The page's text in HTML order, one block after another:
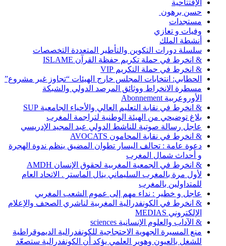
الإفتتاحية
حسن برهون
مستجدات
وفيات و تعازي
أنشطة الملك
سلسلة دورات التكوين والتأطير المتعددة التخصصات
& انخرط في حملة تكريم حفظة القرآن ISLAME
& انخرط في حملة التكريم VIP
الحطابي: انتخابات المجلس خارج الهيئات “تجاوز غير مشروع”
مسطرة الانخراط ووثائق المرصد الدولي والشبكة
الأوروعربية Abonnement
& انخرط في نقابة التعليم العالي والأحياء الجامعية SUP
بلاغ توضيحي من الهيئة الوطنية لتراجمة المغرب
عاجل رسالة صوتية للناشط الدولي عبد المجيد الإدريسي
& انخرط في نقابة المحامون AVOCATS
دعوة عامة : تحالف اليسار تطوان المضيق ينظم ندوة الهجرة
و أحداث شمال المغرب
& انخرط في الجمعية المغربية لحقوق الإنسان AMDH
لأول مرة بالمغرب السليماني ينال الماستر . الاتحاد العام
للمتداولين بالمغرب
عاجل و خطير : نداء مهم إلى عموم الشعب المغربي
& انخرط في الكونفدرالية المغربية لناشري الصحف والإعلام
الإلكتروني MEDIAS
& الآداب والعلوم الإنسانية sciences
منع المسيرة الجهوية الاحتجاجية للكونفدرالية الديموقراطية
للشغل بالعيون وهوير العلمي يؤكد أن الكونفدرالية ستصعّد